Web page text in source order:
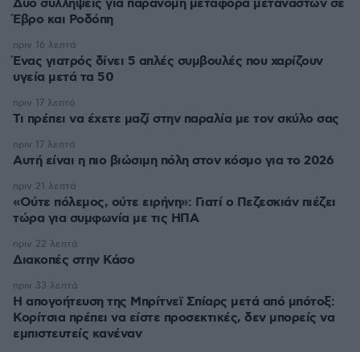
Δύο συλλήψεις για παράνομη μεταφορά μεταναστών σε
Έβρο και Ροδόπη
Ένας γιατρός δίνει 5 απλές συμβουλές που χαρίζουν
υγεία μετά τα 50
πριν 16 λεπτά
Τι πρέπει να έχετε μαζί στην παραλία με τον σκύλο σας
πριν 17 λεπτά
Αυτή είναι η πιο βιώσιμη πόλη στον κόσμο για το 2026
πριν 17 λεπτά
«Ούτε πόλεμος, ούτε ειρήνη»: Γιατί ο Πεζεσκιάν πιέζει
τώρα για συμφωνία με τις ΗΠΑ
πριν 21 λεπτά
Διακοπές στην Κάσο
πριν 22 λεπτά
Η απογοήτευση της Μπρίτνεϊ Σπίαρς μετά από μπότοξ:
Κορίτσια πρέπει να είστε προσεκτικές, δεν μπορείς να
εμπιστευτείς κανέναν
πριν 33 λεπτά